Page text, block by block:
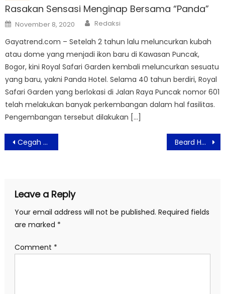
Rasakan Sensasi Menginap Bersama “Panda”
Posted
on
November 8, 2020 Author
Redaksi
Gayatrend.com – Setelah 2 tahun lalu meluncurkan kubah
atau dome yang menjadi ikon baru di Kawasan Puncak,
Bogor, kini Royal Safari Garden kembali meluncurkan sesuatu
yang baru, yakni Panda Hotel. Selama 40 tahun berdiri, Royal
Safari Garden yang berlokasi di Jalan Raya Puncak nomor 601
telah melakukan banyak perkembangan dalam hal fasilitas.
Pengembangan tersebut dilakukan […]
Post
navigation
Cegah Gula Darah Naik, Lakukan Diet Beard Hadirkan Variasi Apparel dan Pakaian Olahraga Muslim Yang Fashionable
Leave a Reply
Your email address will not be published. Required fields
are marked *
Comment *